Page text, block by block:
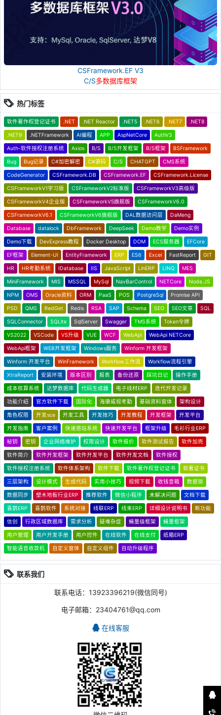
CSFramework.EF V3
C/S多数据库框架
热门标签
软件著作权登记证书 .NET .NET Reactor .NET5 .NET6 .NET7 .NET8
.NET9 .NETFramework AI编程 APP AspNetCore AuthV3
Auth-软件授权注册系统 Axios B/S B/S开发框架 B/S框架 BSFramework
Bug Bug记录 C#加密解密 C#源码 C/S CHATGPT CMS系统
CodeGenerator CSFramework.DB CSFramework.EF CSFramework.License
CSFrameworkV1学习版 CSFrameworkV2标准版 CSFrameworkV3高级版
CSFrameworkV4企业版 CSFrameworkV5旗舰版 CSFrameworkV6.0
CSFrameworkV6.1 CSFrameworkV6旗舰版 DAL数据访问层 DaMeng
Database datalock DbFramework DeepSeek Demo教学 Demo实例
Demo下载 DevExpress教程 Docker Desktop DOM ECS服务器 EFCore
EF框架 Element-UI EntityFramework ERP ES6 Excel FastReport GIT
HR HR考勤系统 IDatabase IIS JavaScript LinERP LINQ MES
MiniFramework MIS MSSQL MySql NavBarControl NETCore Node.JS
NPM OMS Oracle资料 ORM PaaS POS PostgreSql Promise API
PSD QMS RedGet Redis RSA SAP Schema SEO SEO文章 SQL
SQLConnector SQLite SqlServer Swagger TMS系统 Token令牌
VS2022 VSCode VS升级 VUE WCF WebApi WebApi NETCore
WebApi框架 WEB开发框架 Windows服务 Winform 开发框架
Winform 开发平台 WinFramework Workflow工作流 Workflow流程引擎
XtraReport 安装环境 版本区别 报表 备份还原 踩坑日记 操作手册
成本核算系统 达梦数据库 代码生成器 电子线材ERP 迭代开发记录
功能介绍 官方软件下载 国际化 海康威视考勤 基础资料窗体 架构设计
角色权限 开发sce 开发工具 开发技巧 开发教程 开发框架 开发平台
开发指南 客户案例 快速搭站系统 快速开发平台 框架升级 毛衫行业ERP
秘钥 密钥 企业网络维护 权限设计 软件报价 软件测试报告 软件加壳
软件简介 软件开发框架 软件开发平台 软件开发文档 软件授权
软件授权注册系统 软件体系架构 软件下载 软件著作权登记证书 软著证书
三层架构 设计模式 生成代码 实用小技巧 视频下载 收钱音箱 数据锁
数据同步 塑木地板行业ERP 推荐软件 微信小程序 未解决问题 文档下载
喜鹊ERP 喜鹊软件 系统对接 线联ERP 线束ERP 详细设计说明书 新功能
信创 行政区域数据库 需求分析 疑难杂症 蝇量级框架 蝇量框架
用户管理 用户开发手册 用户控件 在线软件 在线支付 纸箱ERP
智能语音收款机 自定义窗体 自定义组件 自动升级程序
联系我们
联系电话：13923396219(微信同号)
电子邮箱：23404761@qq.com
在线客服